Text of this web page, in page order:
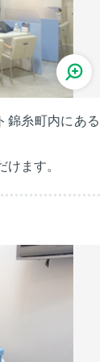
錦糸町内にある
ます。